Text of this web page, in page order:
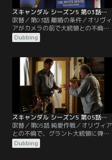
スキャンダル シーズン5 第03話／吹替
吹替／第03話 離婚の条件／オリヴィ
アがカメラの前で大統領との不倫を
認めたのを見てアビーはすぐ、警報
が鳴ったと嘘をつき、大統領夫妻の
リーが不倫疑惑を完全否定した収録
済みの映像も回収しようとする。孤
立無援となったメリーは、サイラス
から人生最大の目標に照準を合わせ
ろと激励され…。
Dubbing
スキャンダル シーズン5 第05話／吹替
吹替／第05話 純愛作戦／オリヴィア
との不倫で、グラント大統領に弾劾
に値する不正行為があったかどうか
調査することを上院司法委員会が決
Dubbing